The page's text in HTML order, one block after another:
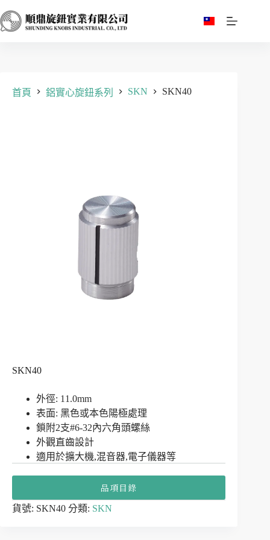
至
首頁
鋁實心旋鈕系列 SKN SKN40
SKN40
外徑: 11.0mm
表面: 黑色或本色陽極處理
鎖附2支#6-32內六角頭螺絲
外觀直齒設計
適用於擴大機,混音器,電子儀器等
品項目錄
貨號: SKN40 分類: SKN